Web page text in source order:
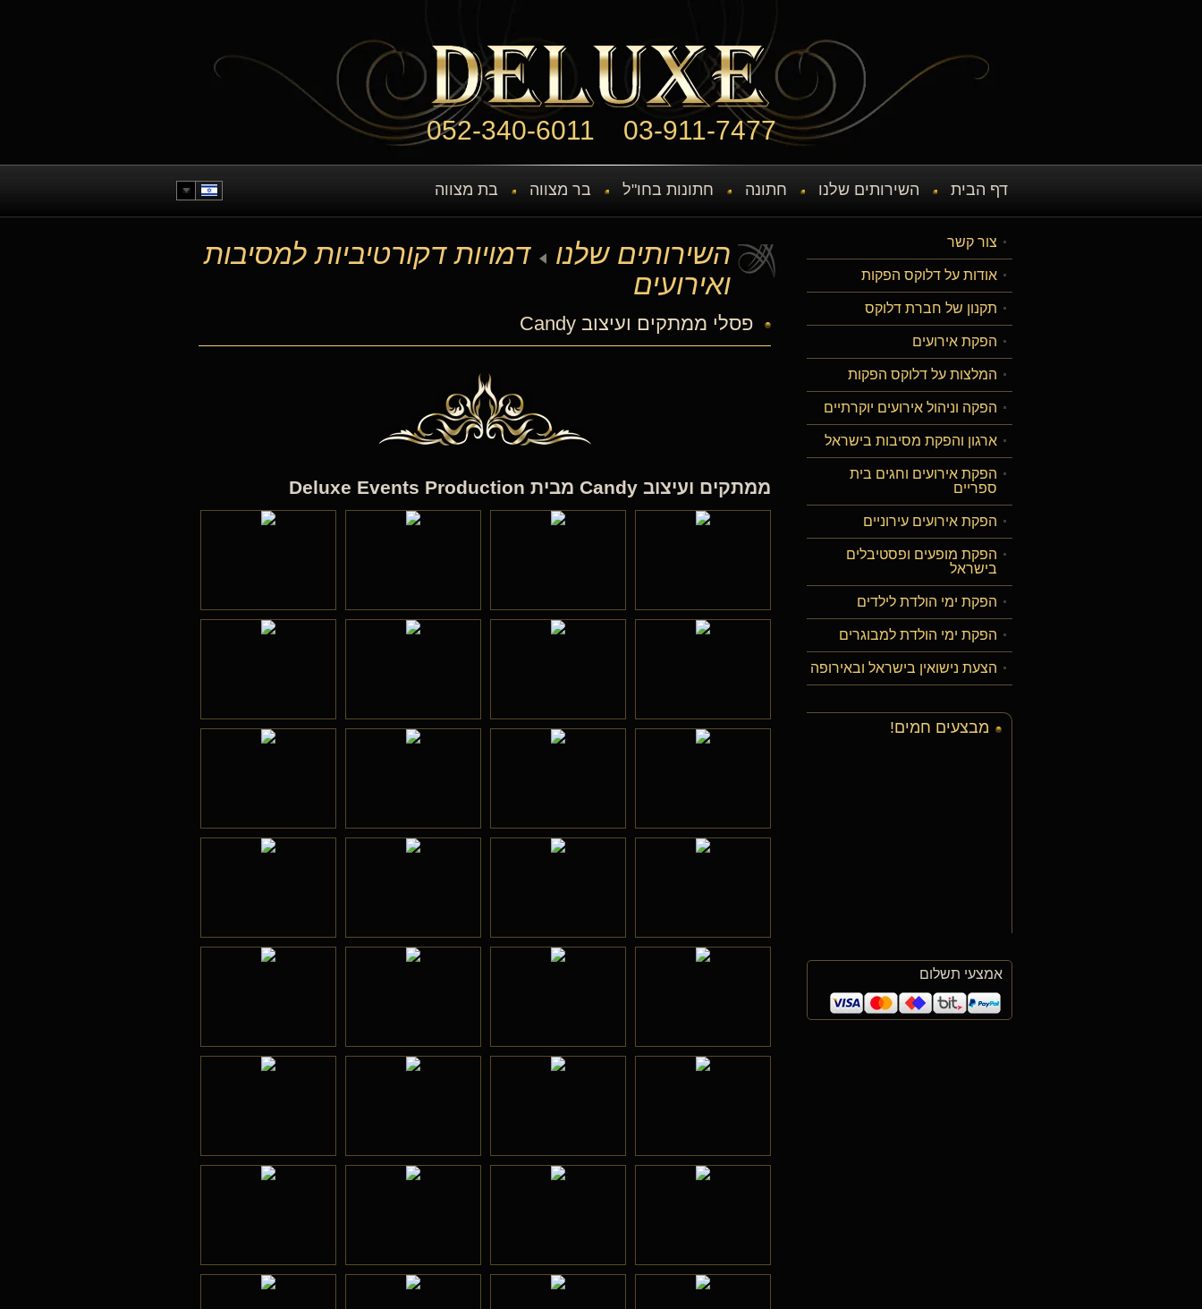
052-340-6011 03-911-7477
דף הבית השירותים שלנו חתונה חתונות בחו"ל בר מצווה בת מצווה
השירותים שלנו
דמויות דקורטיביות למסיבות
ואירועים
פסלי ממתקים ועיצוב Candy
ממתקים ועיצוב Candy מבית Deluxe Events Production
צור קשר
אודות על דלוקס הפקות
תקנון של חברת דלוקס
הפקת אירועים
המלצות על דלוקס הפקות
הפקה וניהול אירועים יוקרתיים
ארגון והפקת מסיבות בישראל
הפקת אירועים וחגים בית
ספריים
הפקת אירועים עירוניים
הפקת מופעים ופסטיבלים
בישראל
הפקת ימי הולדת לילדים
הפקת ימי הולדת למבוגרים
הצעת נישואין בישראל ובאירופה
מבצעים חמים!
אמצעי תשלום